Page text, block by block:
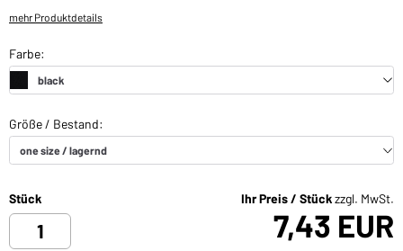
mehr Produktdetails
Stück Ihr Preis / Stückzzgl. MwSt.
7,43 EUR